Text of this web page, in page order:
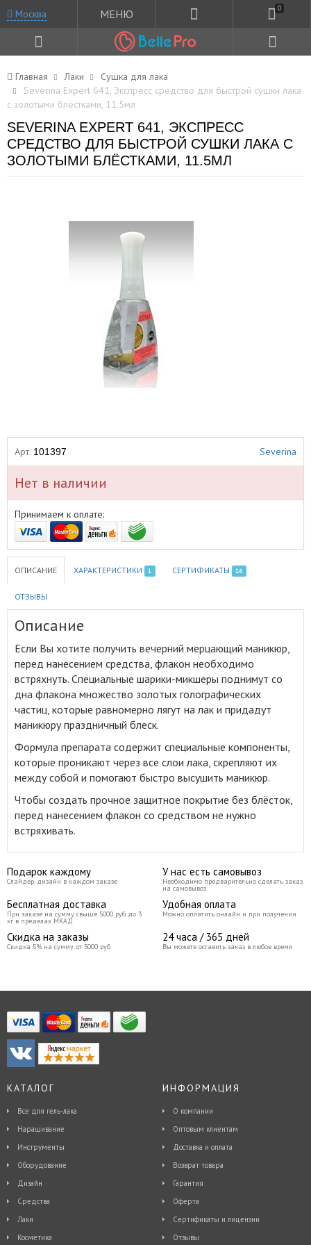
Москва МЕНЮ 0
Главная Лаки
Сушка для лака
Severina Expert 641, Экспресс средство для быстрой сушки лака
с золотыми блёстками, 11.5мл
SEVERINA EXPERT 641, ЭКСПРЕСС
СРЕДСТВО ДЛЯ БЫСТРОЙ СУШКИ ЛАКА С
ЗОЛОТЫМИ БЛЁСТКАМИ, 11.5МЛ
Арт. 101397 Severina
Нет в наличии
Принимаем к оплате:
ОПИСАНИЕ ХАРАКТЕРИСТИКИ 1 СЕРТИФИКАТЫ 16
ОТЗЫВЫ
Описание
Если Вы хотите получить вечерний мерцающий маникюр,
перед нанесением средства, флакон необходимо
встряхнуть. Специальные шарики-микшеры поднимут со
дна флакона множество золотых голографических
частиц, которые равномерно лягут на лак и придадут
маникюру праздничный блеск.
Формула препарата содержит специальные компоненты,
которые проникают через все слои лака, скрепляют их
между собой и помогают быстро высушить маникюр.
Чтобы создать прочное защитное покрытие без блёсток,
перед нанесением флакон со средством не нужно
встряхивать.
Подарок каждому
Слайдер-дизайн в каждом заказе
У нас есть самовывоз
Необходимо предварительно сделать заказ
на самовывоз
Бесплатная доставка
При заказе на сумму свыше 5000 руб до 3
кг в пределах МКАД
Удобная оплата
Можно оплатить онлайн и при получении
Скидка на заказы
Скидка 5% на сумму от 5000 руб
24 часа / 365 дней
Вы можете оставить заказ в любое время
КАТАЛОГ
Все для гель-лака
Наращивание
Инструменты
Оборудование
Дизайн
Средства
Лаки
Косметика
ИНФОРМАЦИЯ
О компании
Оптовым клиентам
Доставка и оплата
Возврат товара
Гарантия
Оферта
Сертификаты и лицензии
Отзывы